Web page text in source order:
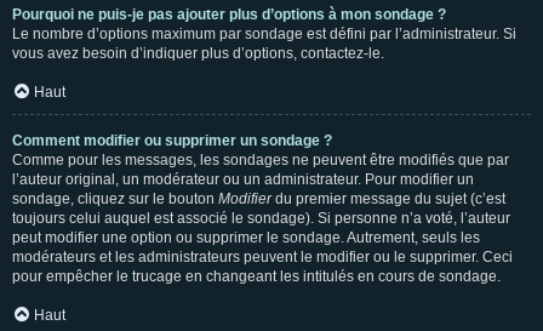
Pourquoi ne puis-je pas ajouter plus d’options à mon sondage ?
Le nombre d’options maximum par sondage est défini par l’administrateur. Si
vous avez besoin d’indiquer plus d’options, contactez-le.
Haut
Comment modifier ou supprimer un sondage ?
Comme pour les messages, les sondages ne peuvent être modifiés que par
l’auteur original, un modérateur ou un administrateur. Pour modifier un
sondage, cliquez sur le bouton Modifierdu premier message du sujet (c’est
toujours celui auquel est associé le sondage). Si personne n’a voté, l’auteur
peut modifier une option ou supprimer le sondage. Autrement, seuls les
modérateurs et les administrateurs peuvent le modifier ou le supprimer. Ceci
pour empêcher le trucage en changeant les intitulés en cours de sondage.
Haut